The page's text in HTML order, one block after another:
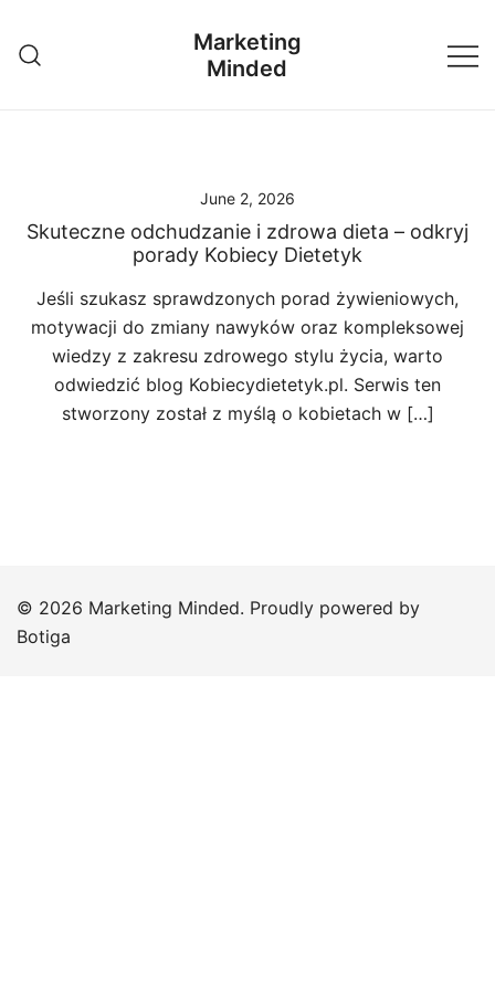
content
Marketing
Minded
June 2, 2026
Skuteczne odchudzanie i zdrowa dieta – odkryj
porady Kobiecy Dietetyk
Jeśli szukasz sprawdzonych porad żywieniowych,
motywacji do zmiany nawyków oraz kompleksowej
wiedzy z zakresu zdrowego stylu życia, warto
odwiedzić blog Kobiecydietetyk.pl. Serwis ten
stworzony został z myślą o kobietach w […]
© 2026 Marketing Minded. Proudly powered by
Botiga